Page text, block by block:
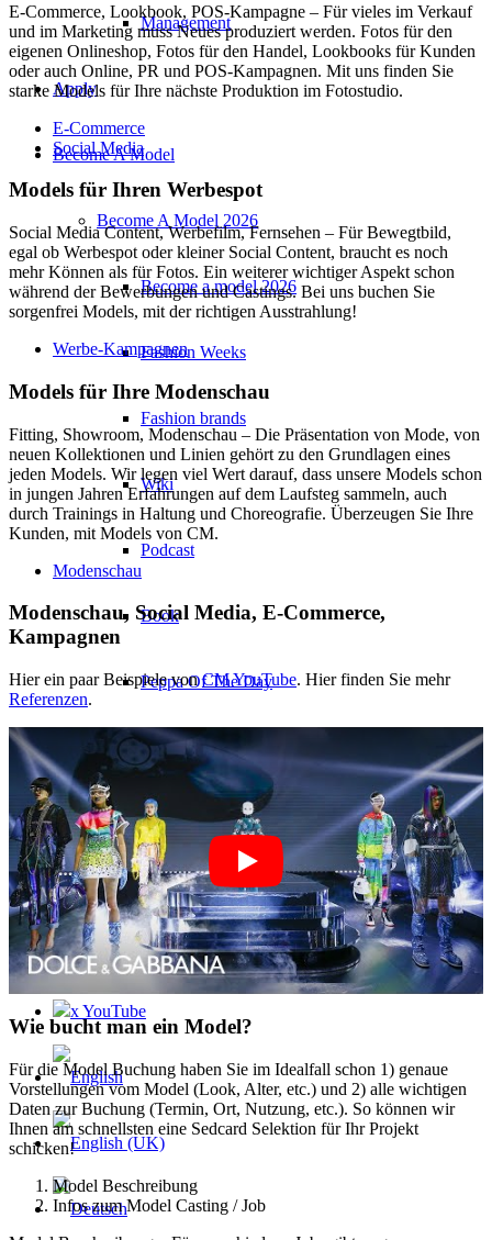
Management
Apply
Become A Model
Become A Model 2026
Become a model 2026
Fashion Weeks
Fashion brands
Wiki
Podcast
Book
Peppa Of The Day
Contact
x Instagram
x TikTok
x YouTube
E-Commerce, Lookbook, POS-Kampagne – Für vieles im Verkauf
und im Marketing muss Neues produziert werden. Fotos für den
eigenen Onlineshop, Fotos für den Handel, Lookbooks für Kunden
oder auch Online, PR und POS-Kampagnen. Mit uns finden Sie
starke Models für Ihre nächste Produktion im Fotostudio.
E-Commerce
Social Media
Models für Ihren Werbespot
Social Media Content, Werbefilm, Fernsehen – Für Bewegtbild,
egal ob Werbespot oder kleiner Social Content, braucht es noch
mehr Können als für Fotos. Ein weiterer wichtiger Aspekt schon
während der Bewerbungen und Castings. Bei uns buchen Sie
sorgenfrei Models, mit der richtigen Ausstrahlung!
Werbe-Kampagnen
Models für Ihre Modenschau
Fitting, Showroom, Modenschau – Die Präsentation von Mode, von
neuen Kollektionen und Linien gehört zu den Grundlagen eines
jeden Models. Wir legen viel Wert darauf, dass unsere Models schon
in jungen Jahren Erfahrungen auf dem Laufsteg sammeln, auch
durch Trainings in Haltung und Choreografie. Überzeugen Sie Ihre
Kunden, mit Models von CM.
Modenschau
Modenschau, Social Media, E-Commerce,
Kampagnen
Hier ein paar Beispiele vonCM YouTube. Hier finden Sie mehr
Referenzen.
Wie bucht man ein Model?
Für die Model Buchung haben Sie im Idealfall schon 1) genaue
Vorstellungen vom Model (Look, Alter, etc.) und 2) alle wichtigen
Daten zur Buchung (Termin, Ort, Nutzung, etc.). So können wir
Ihnen am schnellsten eine Sedcard Selektion für Ihr Projekt
schicken!
Model Beschreibung
Infos zum Model Casting / Job